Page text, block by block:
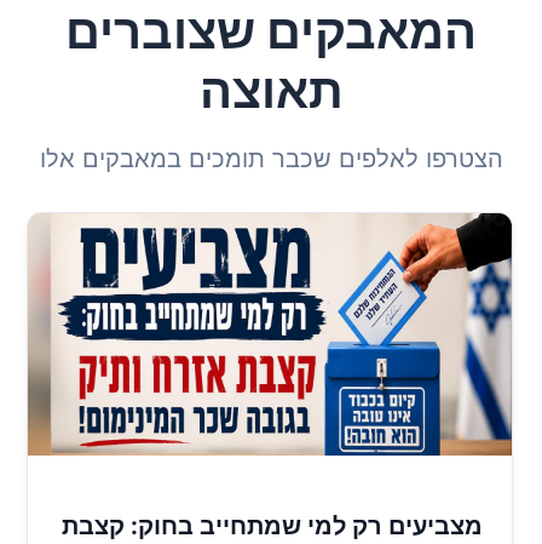
המאבקים שצוברים
תאוצה
הצטרפו לאלפים שכבר תומכים במאבקים אלו
מצביעים רק למי שמתחייב בחוק: קצבת